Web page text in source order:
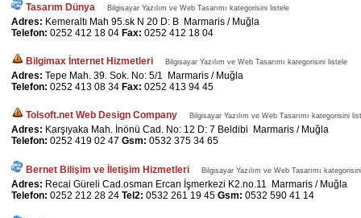
Tasarım Dünya Bilgisayar Yazılım ve Web Tasarımı kategorisini listele
Adres: Kemeraltı Mah 95.sk N 20 D: B Marmaris / Muğla
Telefon: 0252 412 18 04 Fax: 0252 412 18 04
Bilgimax İnternet Hizmetleri Bilgisayar Yazılım ve Web Tasarımı kategorisini listele
Adres: Tepe Mah. 39. Sok. No: 5/1 Marmaris / Muğla
Telefon: 0252 413 08 34 Fax: 0252 413 94 45
Tolsoft.net Web Design Company Bilgisayar Yazılım ve Web Tasarımı kategorisini
Adres: Karşıyaka Mah. İnönü Cad. No: 12 D: 7 Beldibi Marmaris / Muğla
Telefon: 0252 419 02 47 Gsm: 0532 375 34 65
Bernet Bilişim ve İletişim Hizmetleri Bilgisayar Yazılım ve Web Tasarımı
Adres: Recai Güreli Cad.osman Ercan İşmerkezi K2.no.11 Marmaris / Muğla
Telefon: 0252 212 28 24 Tel2: 0532 261 19 45 Gsm: 0532 590 41 14